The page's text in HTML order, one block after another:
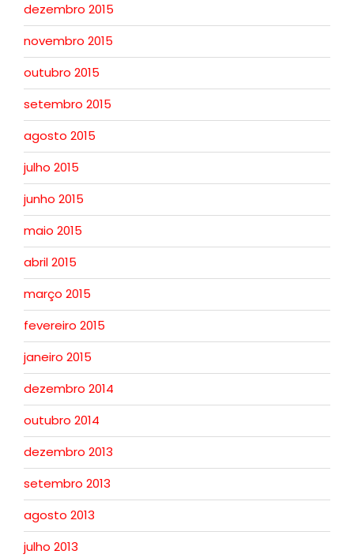
dezembro 2015
novembro 2015
outubro 2015
setembro 2015
agosto 2015
julho 2015
junho 2015
maio 2015
abril 2015
março 2015
fevereiro 2015
janeiro 2015
dezembro 2014
outubro 2014
dezembro 2013
setembro 2013
agosto 2013
julho 2013